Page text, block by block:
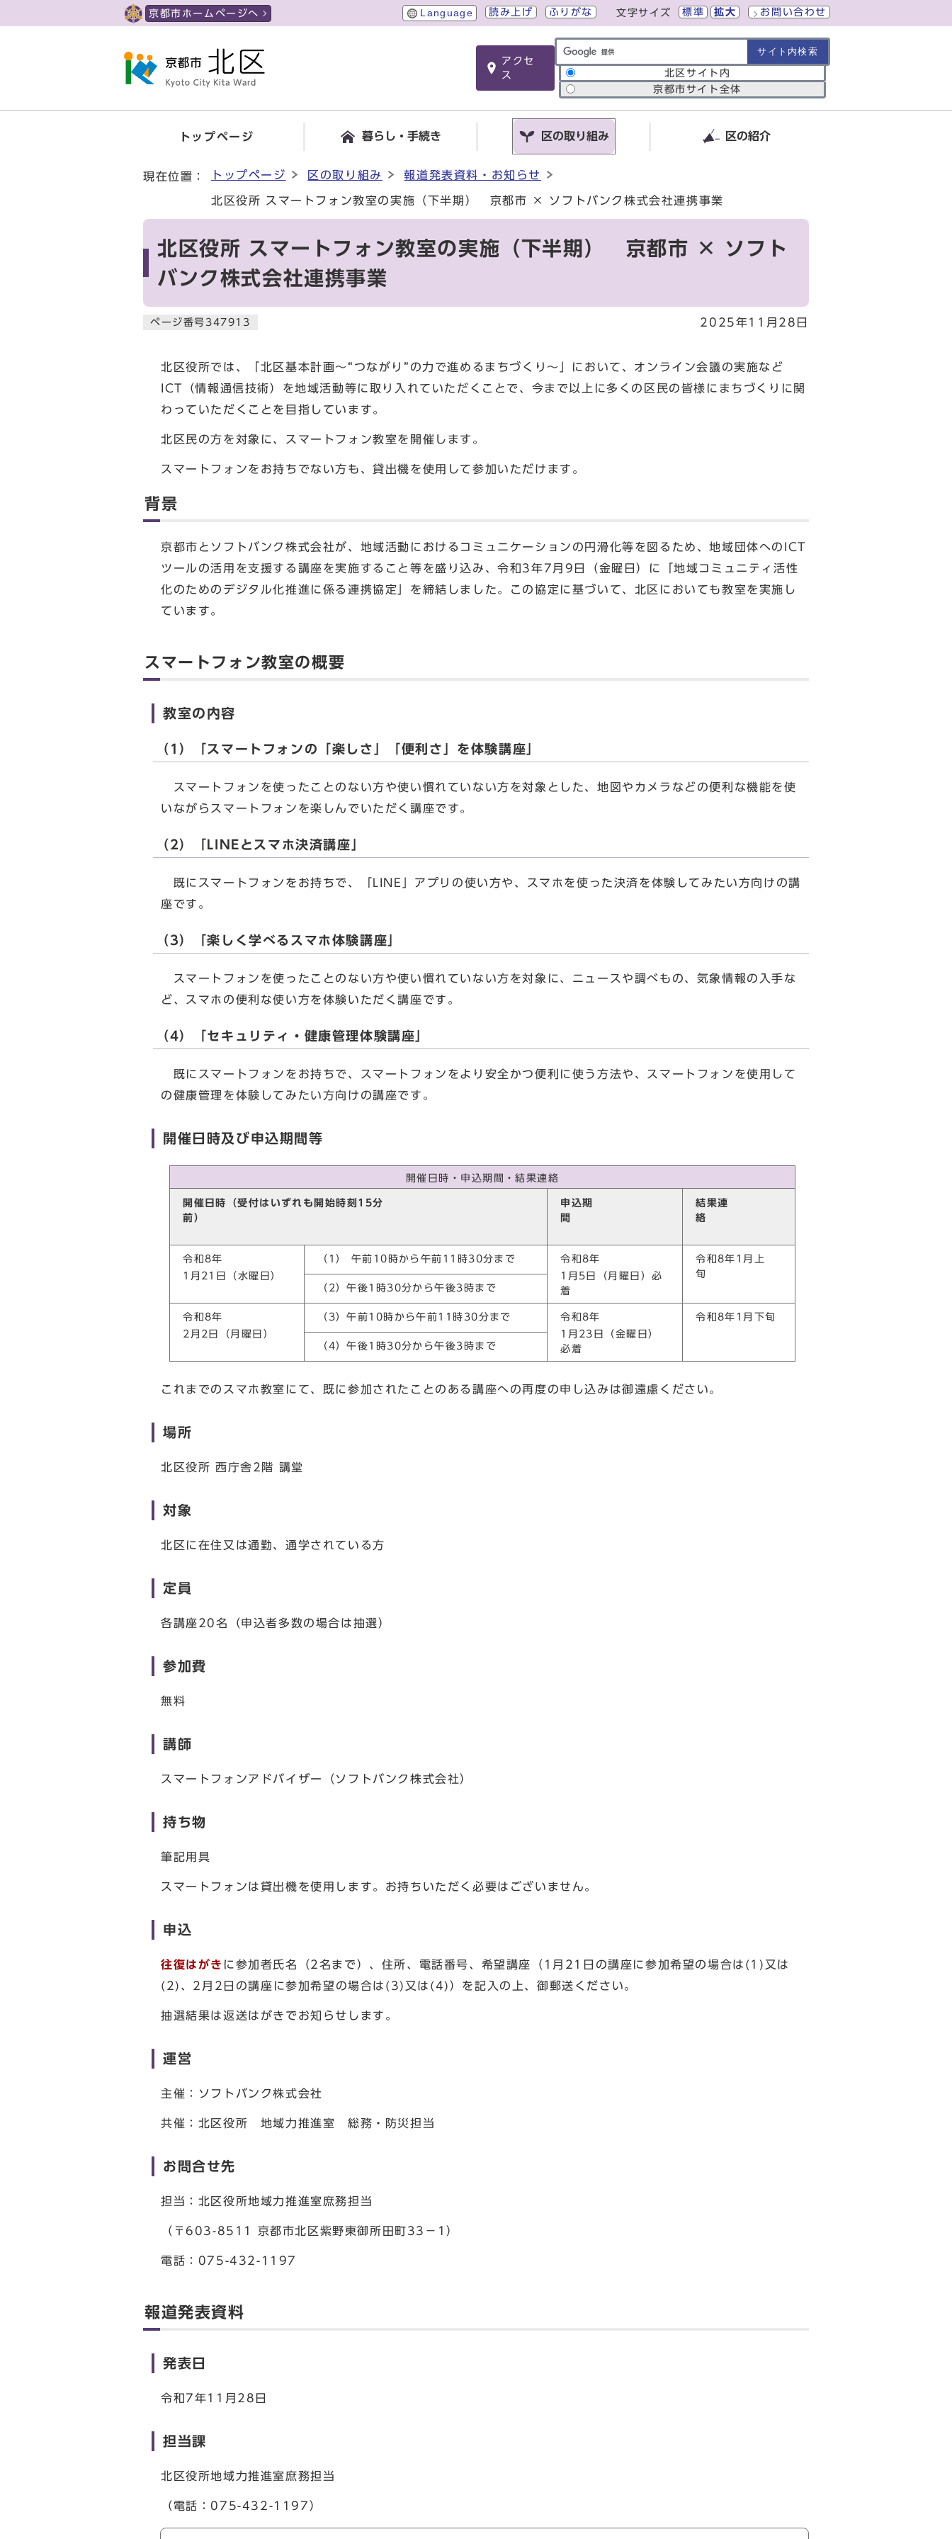
京都市ホームページへ Language 読み上げ ふりがな 文字サイズ 標準 拡大 お問い合わせ
アクセ
ス
サイト内検索の範囲
北区サイト内
京都市サイト全体
トップページ 暮らし・手続き 区の取り組み 区の紹介
現在位置： トップページ 区の取り組み 報道発表資料・お知らせ
北区役所 スマートフォン教室の実施（下半期） 京都市 × ソフトバンク株式会社連携事業
北区役所 スマートフォン教室の実施（下半期） 京都市 × ソフト
バンク株式会社連携事業
ページ番号347913 2025年11月28日
北区役所では、「北区基本計画～“つながり”の力で進めるまちづくり～」において、オンライン会議の実施など
ICT（情報通信技術）を地域活動等に取り入れていただくことで、今まで以上に多くの区民の皆様にまちづくりに関
わっていただくことを目指しています。
北区民の方を対象に、スマートフォン教室を開催します。
スマートフォンをお持ちでない方も、貸出機を使用して参加いただけます。
背景
京都市とソフトバンク株式会社が、地域活動におけるコミュニケーションの円滑化等を図るため、地域団体へのICT
ツールの活用を支援する講座を実施すること等を盛り込み、令和3年7月9日（金曜日）に「地域コミュニティ活性
化のためのデジタル化推進に係る連携協定」を締結しました。この協定に基づいて、北区においても教室を実施し
ています。
スマートフォン教室の概要
教室の内容
（1）「スマートフォンの「楽しさ」「便利さ」を体験講座」
スマートフォンを使ったことのない方や使い慣れていない方を対象とした、地図やカメラなどの便利な機能を使
いながらスマートフォンを楽しんでいただく講座です。
（2）「LINEとスマホ決済講座」
既にスマートフォンをお持ちで、「LINE」アプリの使い方や、スマホを使った決済を体験してみたい方向けの講
座です。
（3）「楽しく学べるスマホ体験講座」
スマートフォンを使ったことのない方や使い慣れていない方を対象に、ニュースや調べもの、気象情報の入手な
ど、スマホの便利な使い方を体験いただく講座です。
（4）「セキュリティ・健康管理体験講座」
既にスマートフォンをお持ちで、スマートフォンをより安全かつ便利に使う方法や、スマートフォンを使用して
の健康管理を体験してみたい方向けの講座です。
開催日時及び申込期間等
開催日時・申込期間・結果連絡
開催日時（受付はいずれも開始時刻15分
前）
申込期
間
結果連
絡
令和8年
1月21日（水曜日）
（1） 午前10時から午前11時30分まで
令和8年
1月5日（月曜日）必
着
令和8年1月上
旬
（2）午後1時30分から午後3時まで
令和8年
2月2日（月曜日）
（3）午前10時から午前11時30分まで
令和8年
1月23日（金曜日）
必着
令和8年1月下旬
（4）午後1時30分から午後3時まで
これまでのスマホ教室にて、既に参加されたことのある講座への再度の申し込みは御遠慮ください。
場所
北区役所 西庁舎2階 講堂
対象
北区に在住又は通勤、通学されている方
定員
各講座20名（申込者多数の場合は抽選）
参加費
無料
講師
スマートフォンアドバイザー（ソフトバンク株式会社）
持ち物
筆記用具
スマートフォンは貸出機を使用します。お持ちいただく必要はございません。
申込
往復はがき に参加者氏名（2名まで）、住所、電話番号、希望講座（1月21日の講座に参加希望の場合は(1)又は
(2)、2月2日の講座に参加希望の場合は(3)又は(4)）を記入の上、御郵送ください。
抽選結果は返送はがきでお知らせします。
運営
主催：ソフトバンク株式会社
共催：北区役所 地域力推進室 総務・防災担当
お問合せ先
担当：北区役所地域力推進室庶務担当
（〒603-8511 京都市北区紫野東御所田町33－1）
電話：075-432-1197
報道発表資料
発表日
令和7年11月28日
担当課
北区役所地域力推進室庶務担当
（電話：075-432-1197）